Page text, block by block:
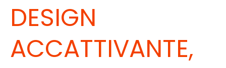
DESIGN
ACCATTIVANTE,